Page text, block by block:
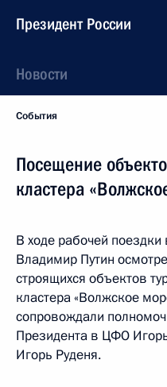
Президент России
Новости
События
Посещение
кластера
В ходе рабочей поездки
Владимир Путин
строящихся объектов
кластера «Волжское
сопровождали
Президента в ЦФО
Игорь Руденя.